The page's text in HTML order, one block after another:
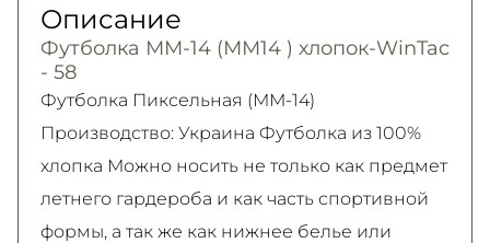
Самовывоз
Безкоштовно
Подробнее
Pay, PrivatPay, Visa, Mastercard.
Подробнее
Подробно об условиях возврата и обмена
читайте на
странице
Подробнее
Описание
Футболка ММ-14 (ММ14 ) хлопок-WinTac
- 58
Футболка Пиксельная (ММ-14)
Производство: Украина Футболка из 100%
хлопка Можно носить не только как предмет
летнего гардероба и как часть спортивной
формы, а так же как нижнее белье или